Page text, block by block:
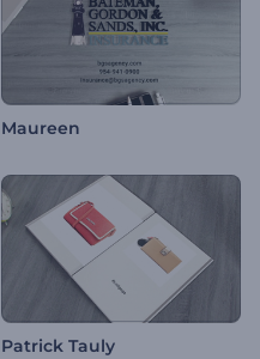
Maureen
Patrick Tauly